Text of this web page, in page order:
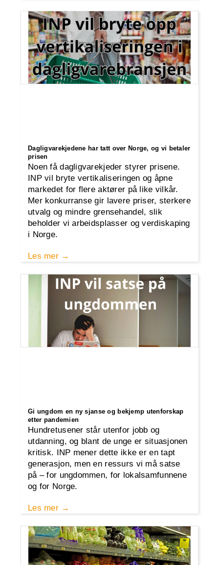
Dagligvarekjedene har tatt over Norge, og vi betaler
prisen
Noen få dagligvarekjeder styrer prisene.
INP vil bryte vertikaliseringen og åpne
markedet for flere aktører på like vilkår.
Mer konkurranse gir lavere priser, sterkere
utvalg og mindre grensehandel, slik
beholder vi arbeidsplasser og verdiskaping
i Norge.
Les mer
Gi ungdom en ny sjanse og bekjemp utenforskap
etter pandemien
Hundretusener står utenfor jobb og
utdanning, og blant de unge er situasjonen
kritisk. INP mener dette ikke er en tapt
generasjon, men en ressurs vi må satse
på – for ungdommen, for lokalsamfunnene
og for Norge.
Les mer